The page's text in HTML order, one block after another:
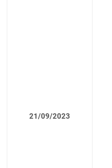
21/09/2023